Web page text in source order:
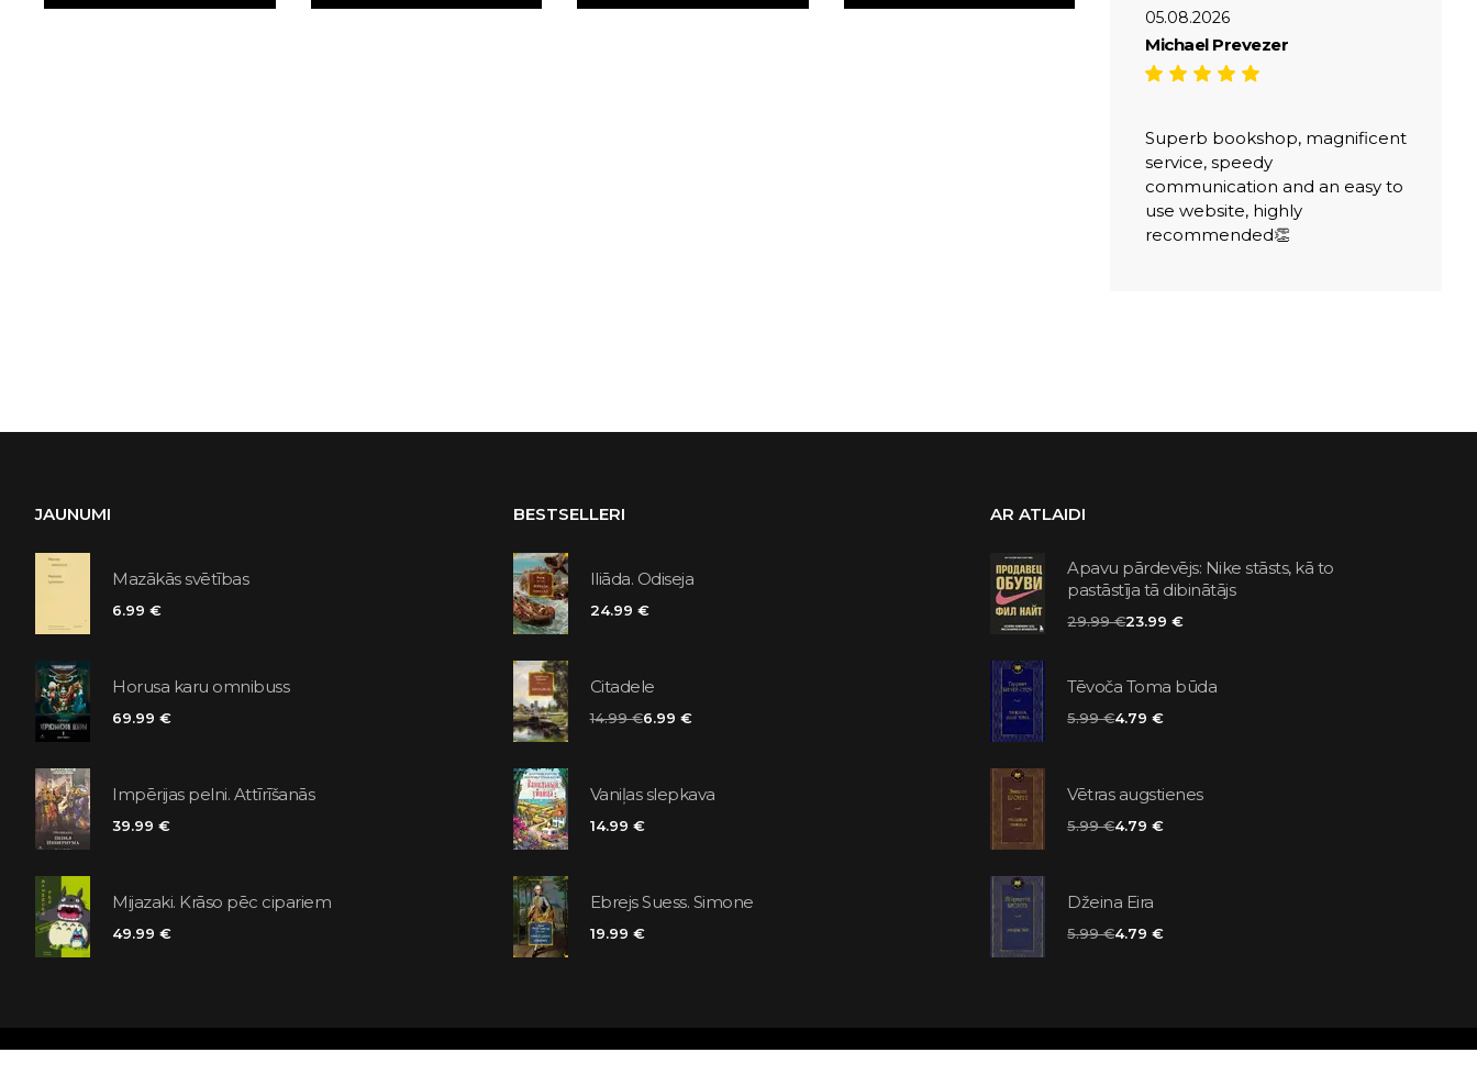
05.08.2026
Michael Prevezer
Superb bookshop, magnificent
service, speedy
communication and an easy to
use website, highly
recommended👏
JAUNUMI
Mazākās svētības
6.99 €
Horusa karu omnibuss
69.99 €
Impērijas pelni. Attīrīšanās
39.99 €
Mijazaki. Krāso pēc cipariem
49.99 €
BESTSELLERI
Iliāda. Odiseja
24.99 €
Citadele
14.99 €6.99 €
Vaniļas slepkava
14.99 €
Ebrejs Suess. Simone
19.99 €
AR ATLAIDI
Apavu pārdevējs: Nike stāsts, kā to
pastāstīja tā dibinātājs
29.99 €23.99 €
Tēvoča Toma būda
5.99 €4.79 €
Vētras augstienes
5.99 €4.79 €
Džeina Eira
5.99 €4.79 €